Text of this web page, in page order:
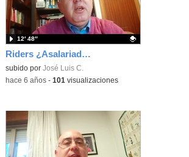
Riders ¿Asalariados o autónomos?
Contenido educativo.
subido por José Luis C.
12′ 48″
-hace 6 años- 101 visualizaciones